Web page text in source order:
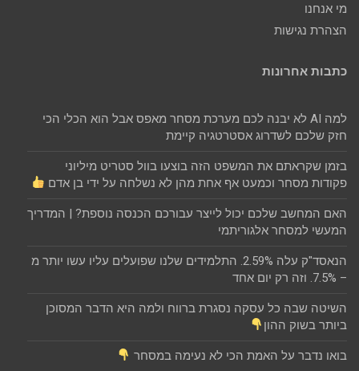
מי אנחנו
הצהרת נגישות
כתבות אחרונות
למה AI לא יבנה לכם מערכת מסחר מאפס אבל הוא הכלי הכי
חזק שלכם לשדרוג אסטרטגיה קיימת
בזמן שקראתם את המשפט הזה בוצעו בוול סטריט מיליוני
פקודות מסחר וכמעט אף אחת מהן לא נשלחה על ידי בן אדם
האם המחשב שלכם יכול לייצר עבורכם הכנסה נוספת? | המדריך
המעשי למסחר אלגוריתמי
הנאסד"ק עלה 2.59%. התלמידים שלנו שפועלים עליו עשו יותר מ
– 7.5%. וזה רק יום אחד
השיטה שבה כל עסקה נסגרת ברווח ולמה היא הדבר המסוכן
ביותר בשוק ההון
בואו נדבר על האמת הכי לא נעימה במסחר